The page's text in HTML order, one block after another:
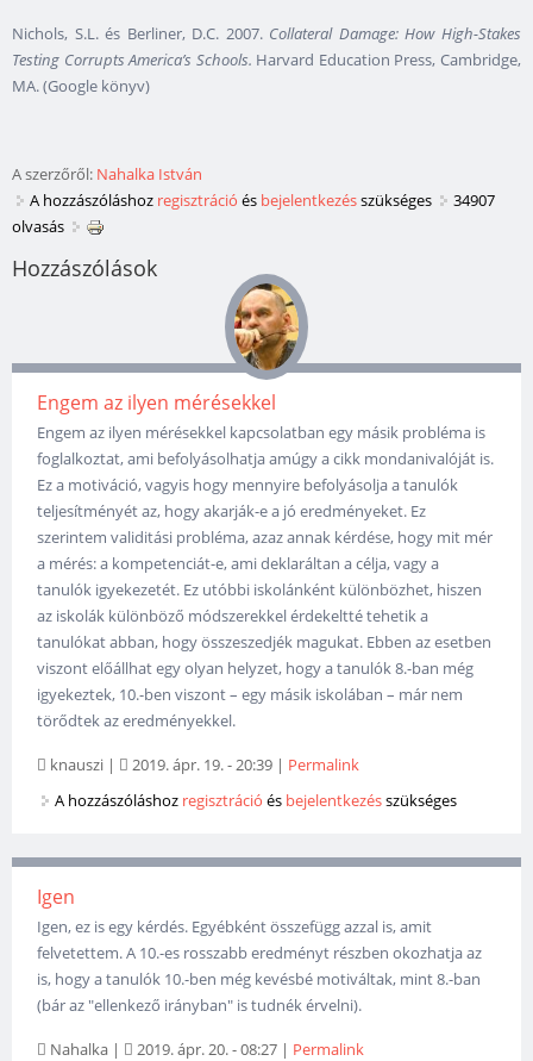
Nichols, S.L. és Berliner, D.C. 2007. Collateral Damage: How High-Stakes
Testing Corrupts America’s Schools. Harvard Education Press, Cambridge,
MA. (Google könyv)
A szerzőről: Nahalka István
A hozzászóláshoz regisztráció és bejelentkezésszükséges
34907
olvasás
Hozzászólások
Engem az ilyen mérésekkel
Engem az ilyen mérésekkel kapcsolatban egy másik probléma is
foglalkoztat, ami befolyásolhatja amúgy a cikk mondanivalóját is.
Ez a motiváció, vagyis hogy mennyire befolyásolja a tanulók
teljesítményét az, hogy akarják-e a jó eredményeket. Ez
szerintem validitási probléma, azaz annak kérdése, hogy mit mér
a mérés: a kompetenciát-e, ami deklaráltan a célja, vagy a
tanulók igyekezetét. Ez utóbbi iskolánként különbözhet, hiszen
az iskolák különböző módszerekkel érdekeltté tehetik a
tanulókat abban, hogy összeszedjék magukat. Ebben az esetben
viszont előállhat egy olyan helyzet, hogy a tanulók 8.-ban még
igyekeztek, 10.-ben viszont – egy másik iskolában – már nem
törődtek az eredményekkel.
knauszi | 2019. ápr. 19. - 20:39 | Permalink
A hozzászóláshoz regisztráció és bejelentkezésszükséges
Igen
Igen, ez is egy kérdés. Egyébként összefügg azzal is, amit
felvetettem. A 10.-es rosszabb eredményt részben okozhatja az
is, hogy a tanulók 10.-ben még kevésbé motiváltak, mint 8.-ban
(bár az "ellenkező irányban" is tudnék érvelni).
Nahalka | 2019. ápr. 20. - 08:27 | Permalink